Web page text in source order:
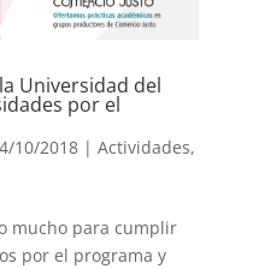
Universidad del
por el
10/2018 | Actividades,
mucho para cumplir
por el programa y